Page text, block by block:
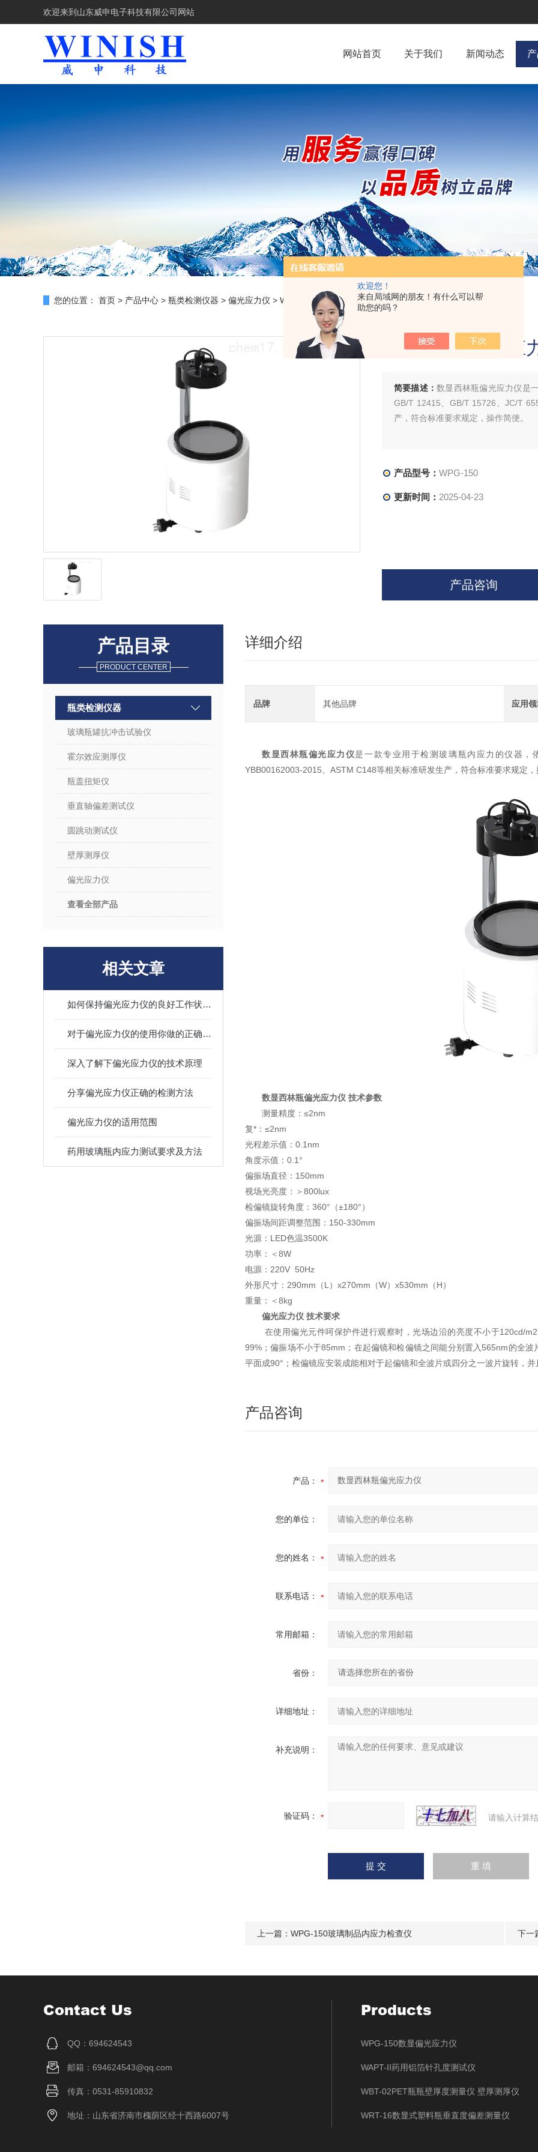
欢迎您！
来自局域网的朋友！有什么可以帮
助您的吗？
欢迎来到 山东威申电子科技有限公司网站
网站首页 关于我们 新闻动态
您的位置： 首页 > 产品中心 > 瓶类检测仪器 > 偏光应力仪 > WPG-150数显西林瓶偏光应力仪
数显西林瓶偏光应
简要描述：数显西林瓶偏光应力仪是
GB/T 12415、GB/T 15726、JC/T
产，符合标准要求规定，操作简便。
产品型号： WPG-150
更新时间： 2025-04-23
产品咨询
产品目录
PRODUCT CENTER
瓶类检测仪器
玻璃瓶罐抗冲击试验仪
霍尔效应测厚仪
瓶盖扭矩仪
垂直轴偏差测试仪
圆跳动测试仪
壁厚测厚仪
偏光应力仪
查看全部产品
相关文章
如何保持偏光应力仪的良好工作状态？
对于偏光应力仪的使用你做的正确吗？看这里！
深入了解下偏光应力仪的技术原理
分享偏光应力仪正确的检测方法
偏光应力仪的适用范围
药用玻璃瓶内应力测试要求及方法
详细介绍
品牌 其他品牌 应用
数显西林瓶偏光应力仪是一款专业用于检测玻璃瓶内应力的仪器，
YBB00162003-2015、ASTM C148等相关标准研发生产，符合标准要求规定
数显西林瓶偏光应力仪 技术参数
测量精度：≤2nm
复*：≤2nm
光程差示值：0.1nm
角度示值：0.1°
偏振场直径：150mm
视场光亮度：＞800lux
检偏镜旋转角度：360°（±180°）
偏振场间距调整范围：150-330mm
光源：LED色温3500K
功率：＜8W
电源：220V 50Hz
外形尺寸：290mm（L）x270mm（W）x530mm（H）
重量：＜8kg
偏光应力仪 技术要求
在使用偏光元件呵保护件进行观察时，光场边沿的亮度不小于120cd/
99%；偏振场不小于85mm；在起偏镜和检偏镜之间能分别置入565nm的全
平面成90°；检偏镜应安装成能相对于起偏镜和全波片或四分之一波片旋转，
产品咨询
产品：
您的单位：
您的姓名：
联系电话：
常用邮箱：
省份：
详细地址：
补充说明：
验证码： 请输入计算
上一篇： WPG-150玻璃制品内应力检查仪 下一
Contact Us
QQ：694624543
邮箱：694624543@qq.com
传真：0531-85910832
地址：山东省济南市槐荫区经十西路6007号
Products
WPG-150数显偏光应力仪
WAPT-II药用铝箔针孔度测试仪
WBT-02PET瓶瓶壁厚度测量仪 壁厚测厚仪
WRT-16数显式塑料瓶垂直度偏差测量仪